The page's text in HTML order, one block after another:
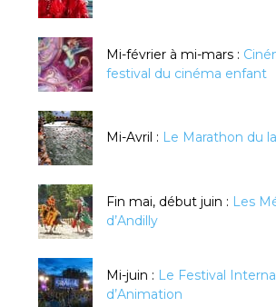
Mi-février à mi-mars :
festival du cinéma enfant
Mi-Avril : Le Marathon du
Fin mai, début juin : Les
d’Andilly
Mi-juin : Le Festival
d’Animation